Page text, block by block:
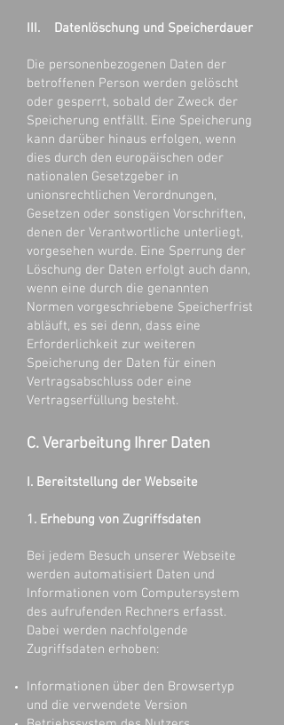
III. Datenlöschung und Speicherdauer
Die personenbezogenen Daten der
betroffenen Person werden gelöscht
oder gesperrt, sobald der Zweck der
Speicherung entfällt. Eine Speicherung
kann darüber hinaus erfolgen, wenn
dies durch den europäischen oder
nationalen Gesetzgeber in
unionsrechtlichen Verordnungen,
Gesetzen oder sonstigen Vorschriften,
denen der Verantwortliche unterliegt,
vorgesehen wurde. Eine Sperrung der
Löschung der Daten erfolgt auch dann,
wenn eine durch die genannten
Normen vorgeschriebene Speicherfrist
abläuft, es sei denn, dass eine
Erforderlichkeit zur weiteren
Speicherung der Daten für einen
Vertragsabschluss oder eine
Vertragserfüllung besteht.
C. Verarbeitung Ihrer Daten
I. Bereitstellung der Webseite
1. Erhebung von Zugriffsdaten
Bei jedem Besuch unserer Webseite
werden automatisiert Daten und
Informationen vom Computersystem
des aufrufenden Rechners erfasst.
Dabei werden nachfolgende
Zugriffsdaten erhoben:
Informationen über den Browsertyp
und die verwendete Version